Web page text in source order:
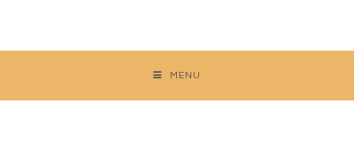
content
MENU